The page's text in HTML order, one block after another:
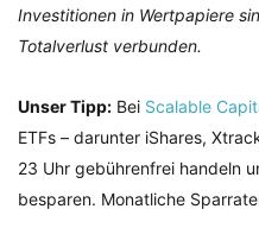
Investitionen in Wertpapiere
Totalverlust verbunden.
Unser Tipp: Bei Scalable
ETFs – darunter iShares,
23 Uhr gebührenfrei handeln
besparen. Monatliche